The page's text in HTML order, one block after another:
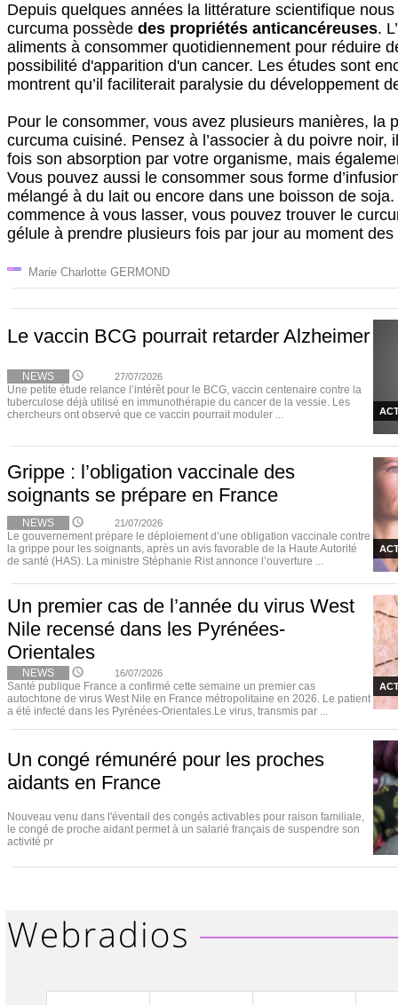
Depuis quelques années la littérature scientifique
curcuma possède des propriétés anticancéreuses.
aliments à consommer quotidiennement pour réduire
possibilité d'apparition d'un cancer. Les études sont
montrent qu’il faciliterait paralysie du développement
Pour le consommer, vous avez plusieurs manières, la
curcuma cuisiné. Pensez à l’associer à du poivre noir,
fois son absorption par votre organisme, mais
Vous pouvez aussi le consommer sous forme
mélangé à du lait ou encore dans une boisson de
commence à vous lasser, vous pouvez trouver le
gélule à prendre plusieurs fois par jour au moment des
Marie Charlotte GERMOND
Le vaccin BCG pourrait retarder Alzheimer
NEWS 27/07/2026
Une petite étude relance l’intérêt pour le BCG, vaccin centenaire contre la
tuberculose déjà utilisé en immunothérapie du cancer de la vessie. Les
chercheurs ont observé que ce vaccin pourrait moduler ...
Grippe : l’obligation vaccinale des
soignants se prépare en France
NEWS 21/07/2026
Le gouvernement prépare le déploiement d’une obligation vaccinale contre
la grippe pour les soignants, après un avis favorable de la Haute Autorité
de santé (HAS). La ministre Stéphanie Rist annonce l’ouverture ...
Un premier cas de l’année du virus West
Nile recensé dans les Pyrénées-
Orientales
NEWS 16/07/2026
Santé publique France a confirmé cette semaine un premier cas
autochtone de virus West Nile en France métropolitaine en 2026. Le patient
a été infecté dans les Pyrénées-Orientales.Le virus, transmis par ...
Un congé rémunéré pour les proches
aidants en France
Nouveau venu dans l'éventail des congés activables pour raison familiale,
le congé de proche aidant permet à un salarié français de suspendre son
activité pr